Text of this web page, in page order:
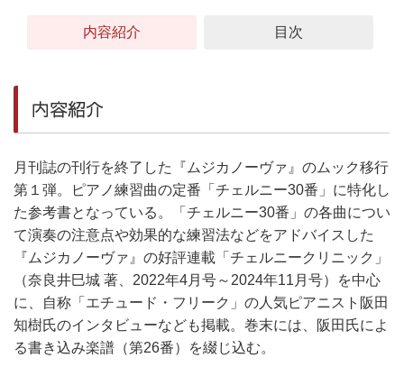
内容紹介 目次
内容紹介
月刊誌の刊行を終了した『ムジカノーヴァ』のムック移行
第１弾。ピアノ練習曲の定番「チェルニー30番」に特化し
た参考書となっている。「チェルニー30番」の各曲につい
て演奏の注意点や効果的な練習法などをアドバイスした
『ムジカノーヴァ』の好評連載「チェルニークリニック」
（奈良井巳城 著、2022年4月号～2024年11月号）を中心
に、自称「エチュード・フリーク」の人気ピアニスト阪田
知樹氏のインタビューなども掲載。巻末には、阪田氏によ
る書き込み楽譜（第26番）を綴じ込む。